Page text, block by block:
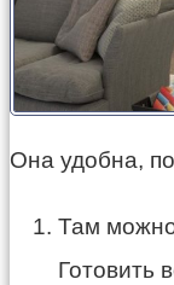
Она удобна,
Там
Готовить